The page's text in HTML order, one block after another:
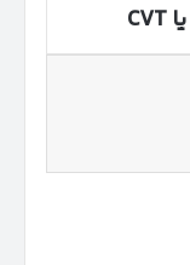
CVT